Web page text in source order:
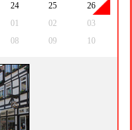
24 25
26
01 02
03
08 09 10